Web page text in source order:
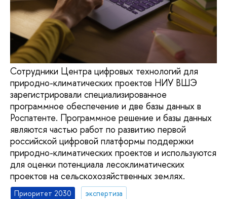
Сотрудники Центра цифровых технологий для
природно-климатических проектов НИУ ВШЭ
зарегистрировали специализированное
программное обеспечение и две базы данных в
Роспатенте. Программное решение и базы данных
являются частью работ по развитию первой
российской цифровой платформы поддержки
природно-климатических проектов и используются
для оценки потенциала лесоклиматических
проектов на сельскохозяйственных землях.
Приоритет 2030
экспертиза